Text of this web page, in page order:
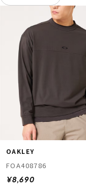
OAKLEY
FOA408786
¥8,690